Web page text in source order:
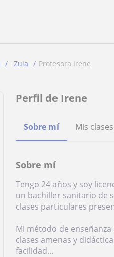
Zuia Profesora Irene
Perfil de Irene
Sobre mí Mis clases
Sobre mí
Tengo 24 años y soy
un bachiller sanitario de
clases particulares
Mi método de
clases amenas y
facilidad...